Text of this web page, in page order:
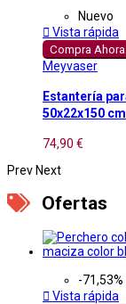
Nuevo
 Vista rápida
Compra Ahora
Meyvaser
Estantería
50x22x150 cm
74,90 €
Prev Next
Ofertas
-71,53%
 Vista rápida